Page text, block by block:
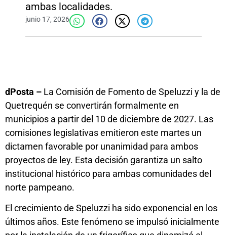
ambas localidades.
junio 17, 2026
dPosta – La Comisión de Fomento de Speluzzi y la de
Quetrequén se convertirán formalmente en
municipios a partir del 10 de diciembre de 2027. Las
comisiones legislativas emitieron este martes un
dictamen favorable por unanimidad para ambos
proyectos de ley. Esta decisión garantiza un salto
institucional histórico para ambas comunidades del
norte pampeano.
El crecimiento de Speluzzi ha sido exponencial en los
últimos años. Este fenómeno se impulsó inicialmente